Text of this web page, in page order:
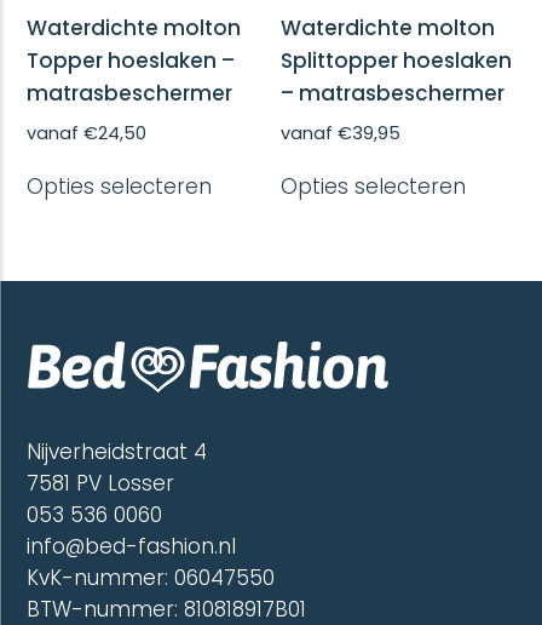
Waterdichte molton
Topper hoeslaken –
matrasbeschermer
vanaf€24,50
Opties selecteren product
Deze
gekozen
worden
Waterdichte molton
Splittopper hoeslaken
– matrasbeschermer
vanaf€39,95
Opties selecteren
Deze
Nijverheidstraat 4
7581 PV Losser
053 536 0060
info@bed-fashion.nl
KvK-nummer: 06047550
BTW-nummer: 810818917B01